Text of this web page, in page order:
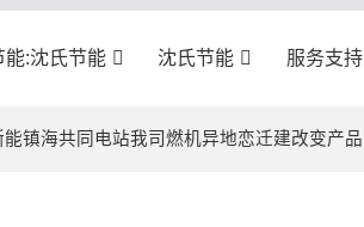
能:沈氏节能 沈氏节能 服务支持
镇海共同电站我司燃机异地恋迁建改变产品